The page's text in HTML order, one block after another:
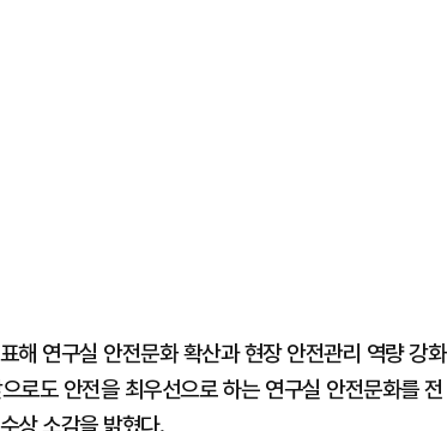
해 연구실 안전문화 확산과 현장 안전관리 역량 강화
로도 안전을 최우선으로 하는 연구실 안전문화를 전